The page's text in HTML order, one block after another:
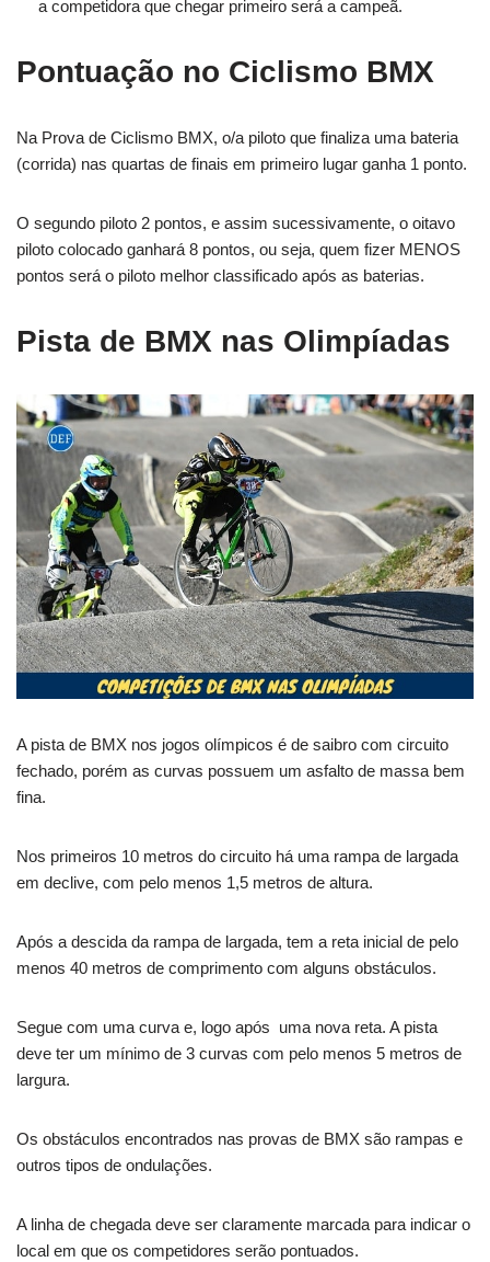
a competidora que chegar primeiro será a campeã.
Pontuação no Ciclismo BMX
Na Prova de Ciclismo BMX, o/a piloto que finaliza uma bateria
(corrida) nas quartas de finais em primeiro lugar ganha 1 ponto.
O segundo piloto 2 pontos, e assim sucessivamente, o oitavo
piloto colocado ganhará 8 pontos, ou seja, quem fizer MENOS
pontos será o piloto melhor classificado após as baterias.
Pista de BMX nas Olimpíadas
A pista de BMX nos jogos olímpicos é de saibro com circuito
fechado, porém as curvas possuem um asfalto de massa bem
fina.
Nos primeiros 10 metros do circuito há uma rampa de largada
em declive, com pelo menos 1,5 metros de altura.
Após a descida da rampa de largada, tem a reta inicial de pelo
menos 40 metros de comprimento com alguns obstáculos.
Segue com uma curva e, logo após uma nova reta. A pista
deve ter um mínimo de 3 curvas com pelo menos 5 metros de
largura.
Os obstáculos encontrados nas provas de BMX são rampas e
outros tipos de ondulações.
A linha de chegada deve ser claramente marcada para indicar o
local em que os competidores serão pontuados.